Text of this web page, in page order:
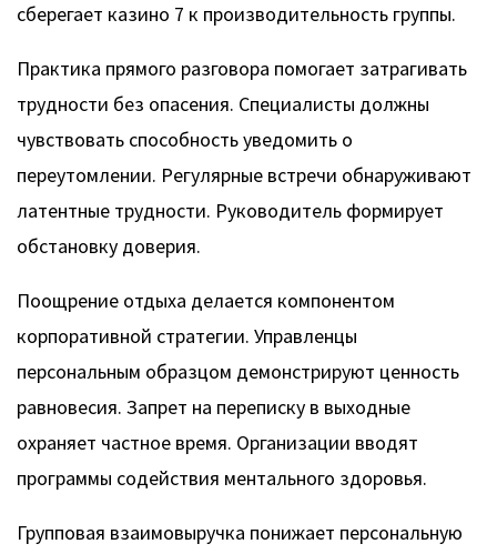
сберегает казино 7 к производительность группы.
Практика прямого разговора помогает затрагивать
трудности без опасения. Специалисты должны
чувствовать способность уведомить о
переутомлении. Регулярные встречи обнаруживают
латентные трудности. Руководитель формирует
обстановку доверия.
Поощрение отдыха делается компонентом
корпоративной стратегии. Управленцы
персональным образцом демонстрируют ценность
равновесия. Запрет на переписку в выходные
охраняет частное время. Организации вводят
программы содействия ментального здоровья.
Групповая взаимовыручка понижает персональную